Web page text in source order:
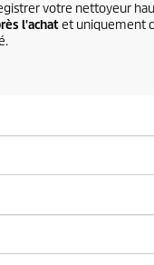
votre nettoyeur
l'achatet uniquement